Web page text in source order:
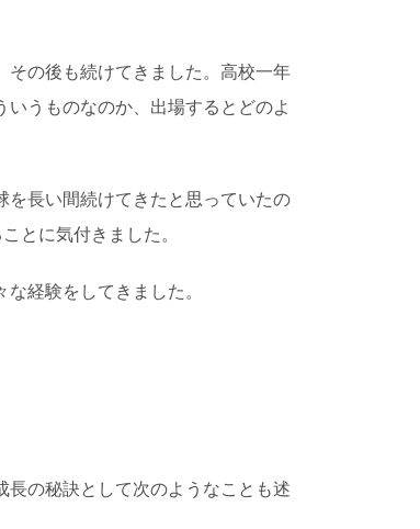
の後も続けてきました。高校一年
うものなのか、出場するとどのよ
長い間続けてきたと思っていたの
とに気付きました。
経験をしてきました。
の秘訣として次のようなことも述